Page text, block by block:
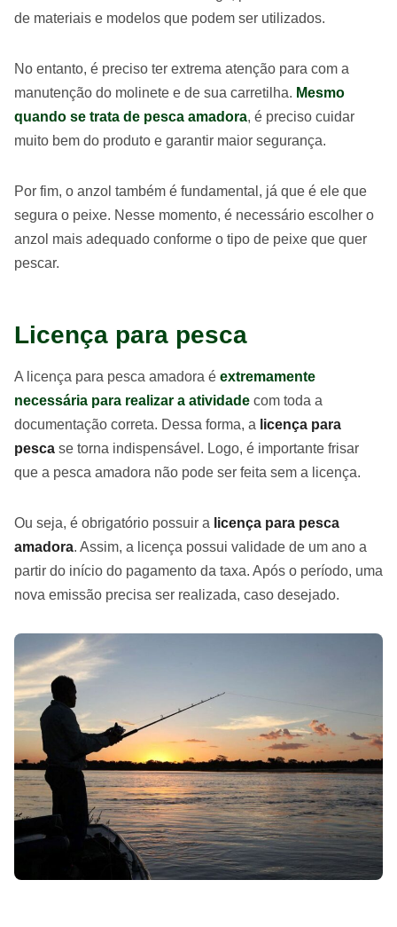
de materiais e modelos que podem ser utilizados.
No entanto, é preciso ter extrema atenção para com a
manutenção do molinete e de sua carretilha. Mesmo
quando se trata de pesca amadora, é preciso cuidar
muito bem do produto e garantir maior segurança.
Por fim, o anzol também é fundamental, já que é ele que
segura o peixe. Nesse momento, é necessário escolher o
anzol mais adequado conforme o tipo de peixe que quer
pescar.
Licença para pesca
A licença para pesca amadora é extremamente
necessária para realizar a atividade com toda a
documentação correta. Dessa forma, a licença para
pesca se torna indispensável. Logo, é importante frisar
que a pesca amadora não pode ser feita sem a licença.
Ou seja, é obrigatório possuir a licença para pesca
amadora. Assim, a licença possui validade de um ano a
partir do início do pagamento da taxa. Após o período, uma
nova emissão precisa ser realizada, caso desejado.